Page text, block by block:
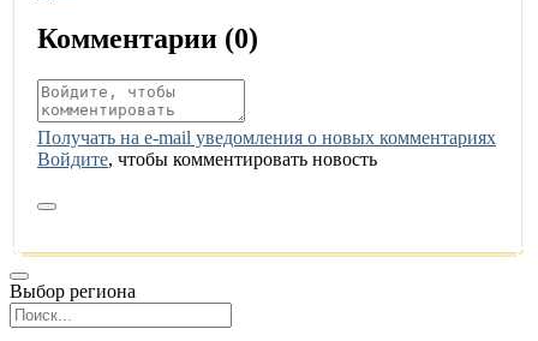
Комментарии (0)
Получать на e‑mail уведомления о новых комментариях
Войдите, чтобы комментировать новость
Выбор региона